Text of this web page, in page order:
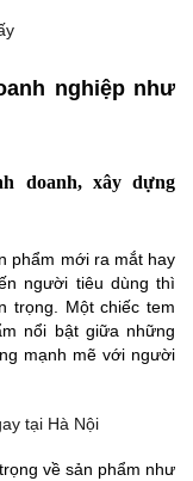
nghiệp như
doanh, xây dựng
phẩm mới ra mắt hay
người tiêu dùng thì
trọng. Một chiếc tem
nổi bật giữa những
mạnh mẽ với người
về sản phẩm như